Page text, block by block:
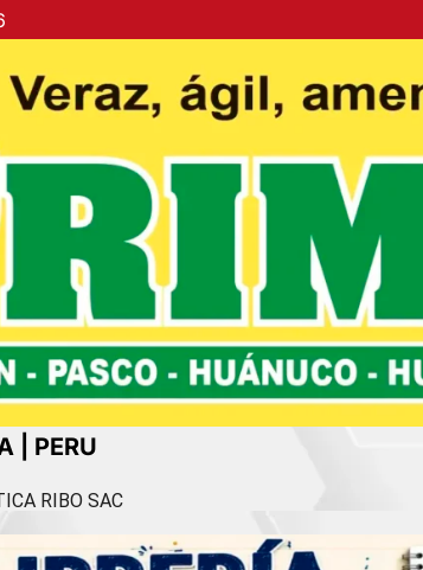
| PERU
RIBO SAC